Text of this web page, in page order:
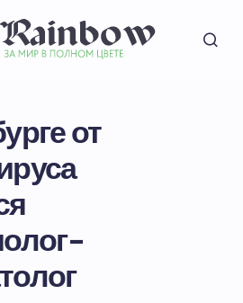
от